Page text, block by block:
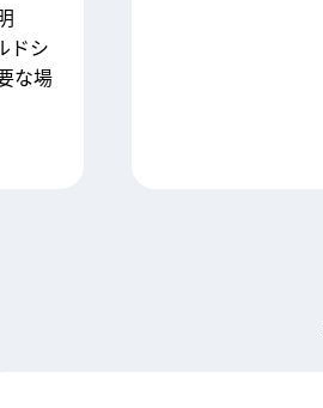
ドシ
な場